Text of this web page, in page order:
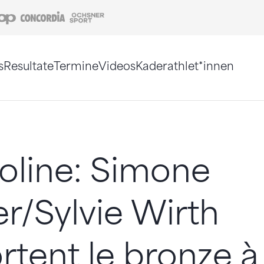
Coop Concordia
ResultateTermineVideosKaderathlet*innen
Simone
Sylvie Wirth
le bronze à